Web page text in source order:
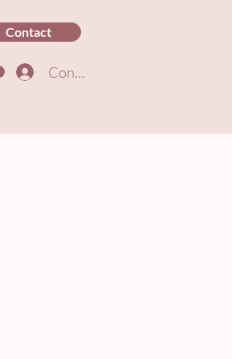
Contact
Connexion